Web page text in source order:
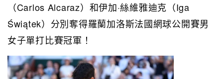
（Carlos Alcaraz）和伊加·絲維雅迪克（Iga
Świątek）分別奪得羅蘭加洛斯法國網球公開賽男
女子單打比賽冠軍！